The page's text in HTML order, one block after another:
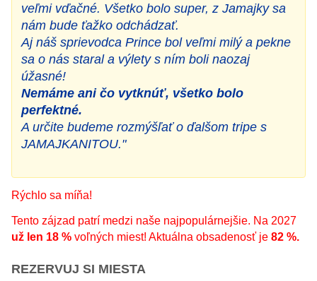
veľmi vďačné. Všetko bolo super, z Jamajky sa
nám bude ťažko odchádzať.
Aj náš sprievodca Prince bol veľmi milý a pekne
sa o nás staral a výlety s ním boli naozaj
úžasné!
Nemáme ani čo vytknúť, všetko bolo
perfektné.
A určite budeme rozmýšľať o ďalšom tripe s
JAMAJKANITOU."
Rýchlo sa míňa!
Tento zájzad patrí medzi naše najpopulárnejšie. Na 2027
už len 18 %voľných miest! Aktuálna obsadenosť je82 %.
REZERVUJ SI MIESTA